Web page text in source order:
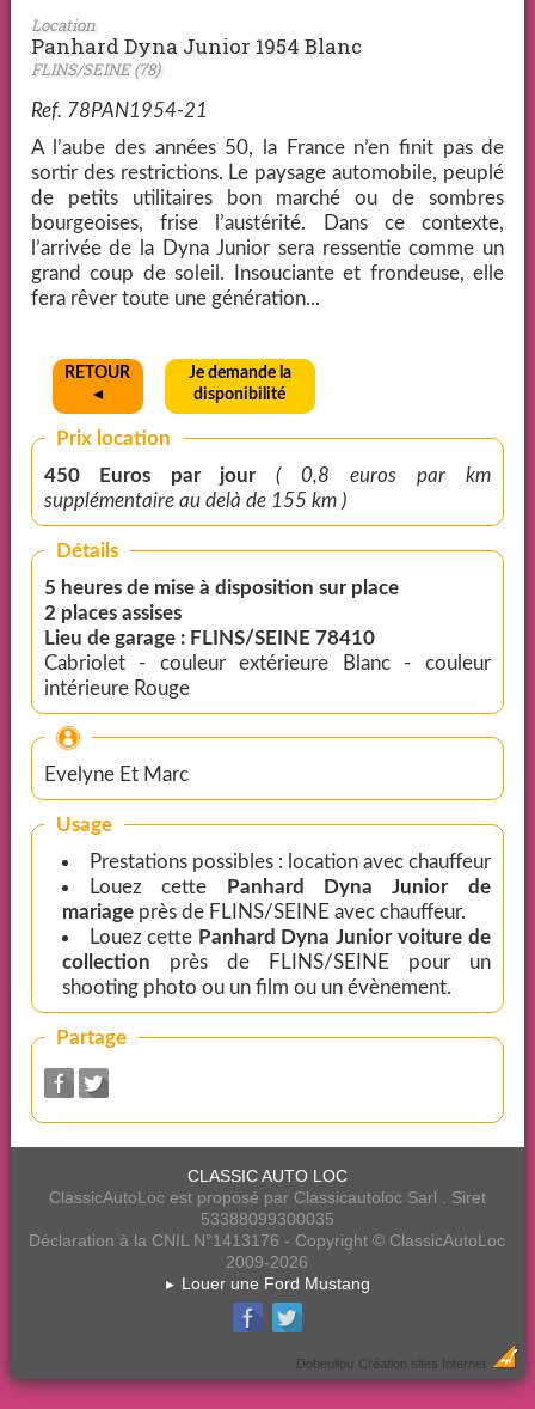
Location
Panhard Dyna Junior 1954 Blanc
FLINS/SEINE (78)
Ref. 78PAN1954-21
A l’aube des années 50, la France n’en finit pas de
sortir des restrictions. Le paysage automobile, peuplé
de petits utilitaires bon marché ou de sombres
bourgeoises, frise l’austérité. Dans ce contexte,
l’arrivée de la Dyna Junior sera ressentie comme un
grand coup de soleil. Insouciante et frondeuse, elle
fera rêver toute une génération...
RETOUR
◄
Je demande la
disponibilité
Prix location
450 Euros par jour ( 0,8 euros par km
supplémentaire au delà de 155 km )
Détails
5 heures de mise à disposition sur place
2 places assises
Lieu de garage : FLINS/SEINE 78410
Cabriolet - couleur extérieure Blanc - couleur
intérieure Rouge
Evelyne Et Marc
Usage
Prestations possibles : location avec chauffeur
Louez cette
Panhard Dyna Junior de
mariage près de FLINS/SEINE avec chauffeur.
Louez cette Panhard Dyna Junior voiture de
collection près de FLINS/SEINE pour un
shooting photo ou un film ou un évènement.
Partage
CLASSIC AUTO LOC
ClassicAutoLoc est proposé par Classicautoloc Sarl . Siret
53388099300035
Déclaration à la CNIL N°1413176 - Copyright © ClassicAutoLoc
2009-2026
► Louer une Ford Mustang
Dobeuliou Création sites Internet